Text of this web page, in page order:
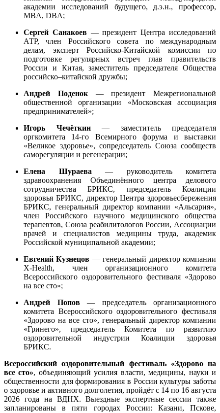
академии исследований будущего, д.э.н., профессор,
MBA, DBA;
Сергей Санакоев — президент Центра исследований
АТР, член Российского совета по международным
делам, эксперт Российско-Китайской комиссии по
подготовке регулярных встреч глав правительств
России и Китая, заместитель председателя Общества
российско–китайской дружбы;
Андрей Поденок— президент Межрегиональной
общественной организации «Московская ассоциация
предпринимателей»;
Игорь
Чечёткин — заместитель председателя
оргкомитета 14-го Всемирного форума и выставки
«Великое здоровье», сопредседатель Союза сообществ
саморегуляции и регенерации;
Елена Шураева — руководитель комитета
здравоохранения Объединённого центра делового
сотрудничества БРИКС, председатель Коалиции
здоровья БРИКС, директор Центра здоровьесбережения
БРИКС, генеральный директор компании «Альсария»,
член Российского научного медицинского общества
терапевтов, Союза реабилитологов России, Ассоциации
врачей и специалистов медицины труда, академик
Российской муниципальной академии;
Евгений Кузнецов — генеральный директор компании
X-Health, член организационного комитета
Всероссийского оздоровительного фестиваля «Здорово
на все сто»;
Андрей Попов — председатель организационного
комитета Всероссийского оздоровительного фестиваля
«Здорово на все сто», генеральный директор компании
«Гринего», председатель Комитета по развитию
оздоровительной индустрии Коалиции здоровья
БРИКС.
Всероссийский оздоровительный фестиваль «Здорово на
все сто», объединяющий усилия власти, медицины, науки и
общественности для формирования в России культуры заботы
о здоровье и активного долголетия, пройдёт с 14 по 16 августа
2026 года на ВДНХ. Выездные экспертные сессии также
запланированы в пяти городах России: Казани, Пскове,